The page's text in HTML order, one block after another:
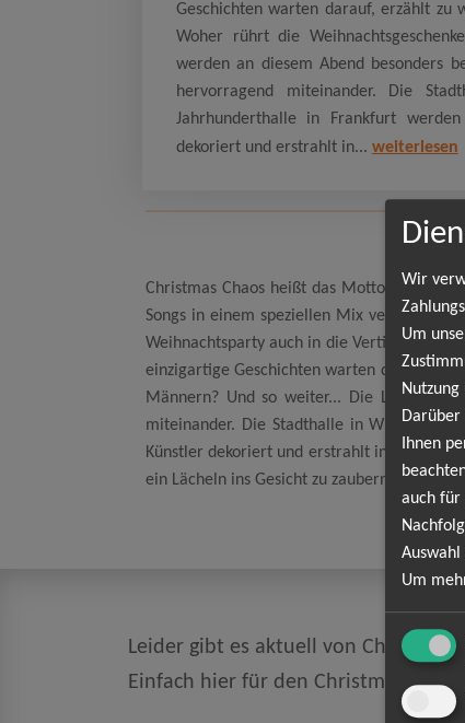
Geschichten warten darauf, erzählt zu
Woher rührt die
werden an diesem Abend besonders
hervorragend miteinander. Die
Jahrhunderthalle in Frankfurt
dekoriert und erstrahlt in... weiterlesen
Christmas Chaos heißt das Motto, wenn
Songs in einem speziellen Mix vereint. Da
Weihnachtsparty auch in die Verti Music
einzigartige Geschichten warten darauf,
Männern? Und so weiter... Die
miteinander. Die Stadthalle in Wien, die
Künstler dekoriert und erstrahlt in
ein Lächeln ins Gesicht zu zaubern. Sichern
Leider gibt es aktuell von
Einfach hier für den Christmas
Wir
Um
Ihnen
auch für
Um